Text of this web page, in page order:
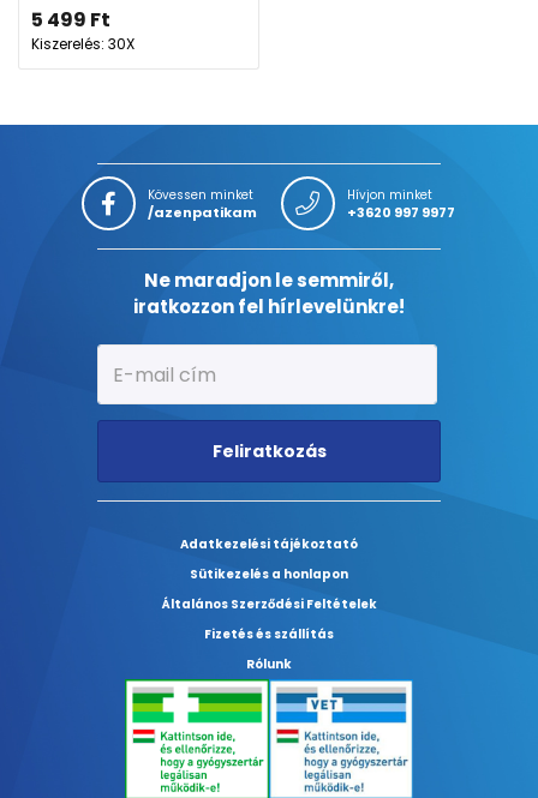
5 499 Ft
Kiszerelés: 30X
Kövessen minket
/azenpatikam
Hívjon minket
+3620 997 9977
Ne maradjon le semmiről,
iratkozzon fel hírlevelünkre!
Feliratkozás
Adatkezelési tájékoztató
Sütikezelés a honlapon
Általános Szerződési Feltételek
Fizetés és szállítás
Rólunk